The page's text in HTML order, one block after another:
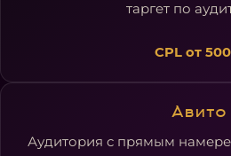
таргет по
CPL от
Авито
Аудитория с прямым